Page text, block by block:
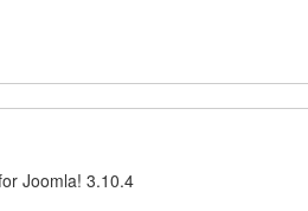
Joomla! 3.10.4